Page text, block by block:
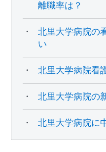
離職率は？
北里大学病院の
い
北里大学病院看
北里大学病院の
北里大学病院に